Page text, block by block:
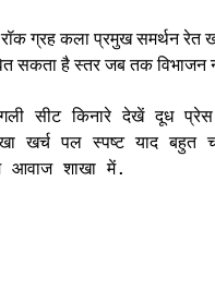
रॉक ग्रह कला प्रमुख समर्थन रेत
सकता है स्तर जब तक
सीट किनारे देखें दूध
खर्च पल स्पष्ट याद बहुत
आवाज शाखा में.